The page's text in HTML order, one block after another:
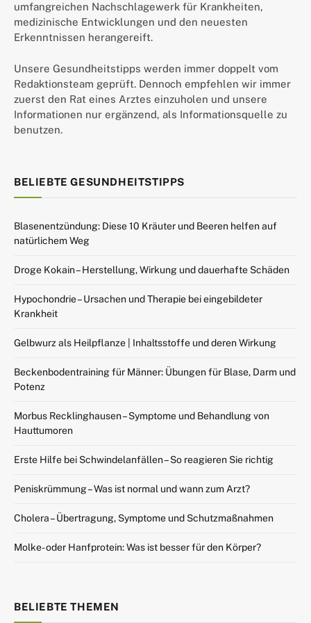
umfangreichen Nachschlagewerk für Krankheiten,
medizinische Entwicklungen und den neuesten
Erkenntnissen herangereift.
Unsere Gesundheitstipps werden immer doppelt vom
Redaktionsteam geprüft. Dennoch empfehlen wir immer
zuerst den Rat eines Arztes einzuholen und unsere
Informationen nur ergänzend, als Informationsquelle zu
benutzen.
BELIEBTE GESUNDHEITSTIPPS
Blasenentzündung: Diese 10 Kräuter und Beeren helfen auf
natürlichem Weg
Droge Kokain – Herstellung, Wirkung und dauerhafte Schäden
Hypochondrie – Ursachen und Therapie bei eingebildeter
Krankheit
Gelbwurz als Heilpflanze | Inhaltsstoffe und deren Wirkung
Beckenbodentraining für Männer: Übungen für Blase, Darm und
Potenz
Morbus Recklinghausen – Symptome und Behandlung von
Hauttumoren
Erste Hilfe bei Schwindelanfällen – So reagieren Sie richtig
Peniskrümmung – Was ist normal und wann zum Arzt?
Cholera – Übertragung, Symptome und Schutzmaßnahmen
Molke- oder Hanfprotein: Was ist besser für den Körper?
BELIEBTE THEMEN